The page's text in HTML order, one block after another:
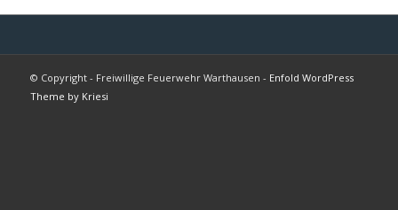
© Copyright - Freiwillige Feuerwehr Warthausen - Enfold WordPress
Theme by Kriesi